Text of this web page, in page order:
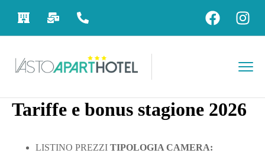
Tariffe e bonus stagione 2026
LISTINO PREZZI TIPOLOGIA CAMERA: